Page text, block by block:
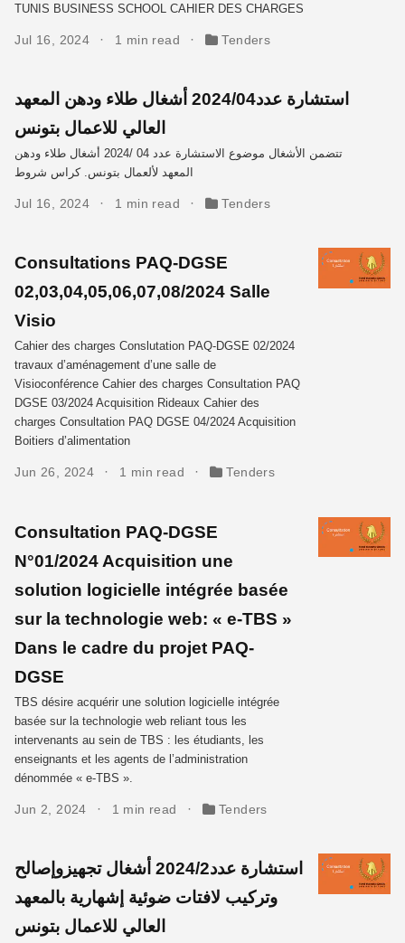
TUNIS BUSINESS SCHOOL CAHIER DES CHARGES
Jul 16, 2024 1 min read Tenders
استشارة عدد2024/04 أشغال طلاء ودهن المعهد
العالي للاعمال بتونس
تتضمن الأشغال موضوع الاستشارة عدد 04 /2024 أشغال طلاء ودهن
المعهد لألعمال بتونس. كراس شروط
Jul 16, 2024 1 min read Tenders
Consultations PAQ-DGSE
02,03,04,05,06,07,08/2024 Salle
Visio
Cahier des charges Conslutation PAQ-DGSE 02/2024
travaux d’aménagement d’une salle de
Visioconférence Cahier des charges Consultation PAQ
DGSE 03/2024 Acquisition Rideaux Cahier des
charges Consultation PAQ DGSE 04/2024 Acquisition
Boitiers d’alimentation
Jun 26, 2024 1 min read Tenders
Consultation PAQ-DGSE
N°01/2024 Acquisition une
solution logicielle intégrée basée
sur la technologie web: « e-TBS »
Dans le cadre du projet PAQ-
DGSE
TBS désire acquérir une solution logicielle intégrée
basée sur la technologie web reliant tous les
intervenants au sein de TBS : les étudiants, les
enseignants et les agents de l’administration
dénommée « e-TBS ».
Jun 2, 2024 1 min read Tenders
استشارة عدد2024/2 أشغال تجهيزوإصالح
وتركيب لافتات ضوئية إشهارية بالمعهد
العالي للاعمال بتونس